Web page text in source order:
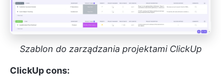
Szablon do zarządzania projektami ClickUp
ClickUp cons: